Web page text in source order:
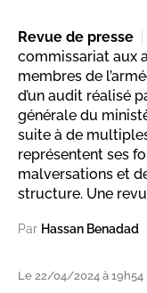
Revue de presse
commissariat aux
membres de
d’un audit réalisé
générale du
suite à de
représentent ses
malversations et
structure. Une
Par Hassan Benadad
Le 22/04/2024 à 19h54